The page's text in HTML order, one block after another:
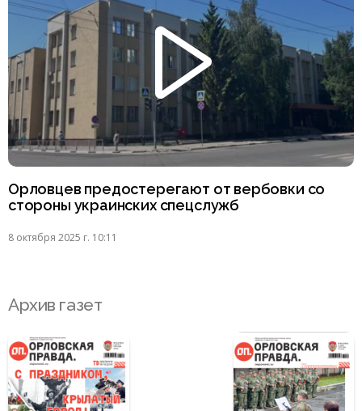
Орловцев предостерегают от вербовки со
стороны украинских спецслужб
8 октября 2025 г. 10:11
Архив газет